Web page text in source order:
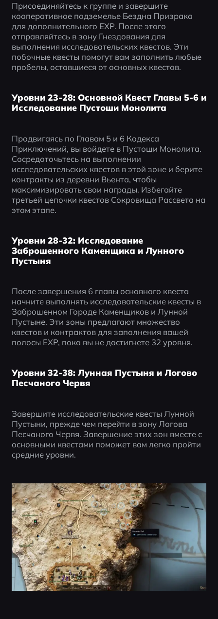
Присоединяйтесь к группе и завершите
кооперативное подземелье Бездна Призрака
для дополнительного EXP. После этого
отправляйтесь в зону Гнездования для
выполнения исследовательских квестов. Эти
побочные квесты помогут вам заполнить любые
пробелы, оставшиеся от основных квестов.
Уровни 23-28: Основной Квест Главы 5-6 и
Исследование Пустоши Монолита
Продвигаясь по Главам 5 и 6 Кодекса
Приключений, вы войдете в Пустоши Монолита.
Сосредоточьтесь на выполнении
исследовательских квестов в этой зоне и берите
контракты из деревни Вьента, чтобы
максимизировать свои награды. Избегайте
третьей цепочки квестов Сокровища Рассвета на
этом этапе.
Уровни 28-32: Исследование
Заброшенного Каменщика и Лунного
Пустыня
После завершения 6 главы основного квеста
начните выполнять исследовательские квесты в
Заброшенном Городе Каменщиков и Лунной
Пустыне. Эти зоны предлагают множество
квестов и контрактов для заполнения вашей
полосы EXP, пока вы не достигнете 32 уровня.
Уровни 32-38: Лунная Пустыня и Логово
Песчаного Червя
Завершите исследовательские квесты Лунной
Пустыни, прежде чем перейти в зону Логова
Песчаного Червя. Завершение этих зон вместе с
основными квестами поможет вам легко пройти
средние уровни.